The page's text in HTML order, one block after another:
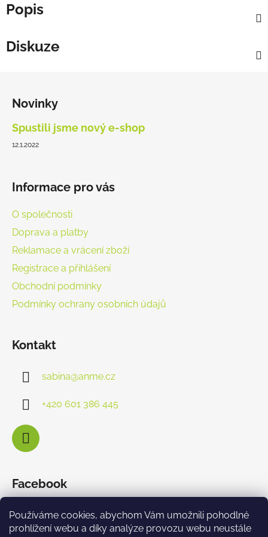
Používáme cookies, abychom Vám umožnili pohodlné
prohlížení webu a díky analýze provozu webu neustále
Popis
Diskuze
Novinky
Spustili jsme nový e-shop
12.1.2022
Informace pro vás
O společnosti
Doprava a platby
Reklamace a vrácení zboží
Registrace a přihlášení
Obchodní podmínky
Podmínky ochrany osobních údajů
Kontakt
sabina@anme.cz
+420 601 386 445
Facebook